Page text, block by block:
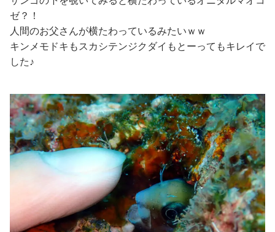
ゼ？！
人間のお父さんが横たわっているみたいｗｗ
キンメモドキもスカシテンジクダイもとーってもキレイで
した♪